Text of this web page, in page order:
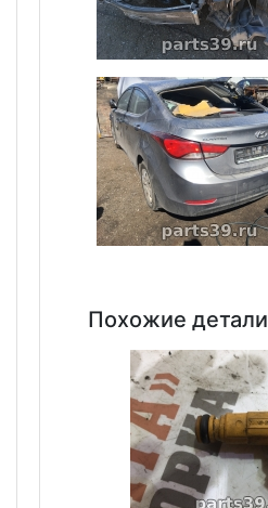
Похожие детали